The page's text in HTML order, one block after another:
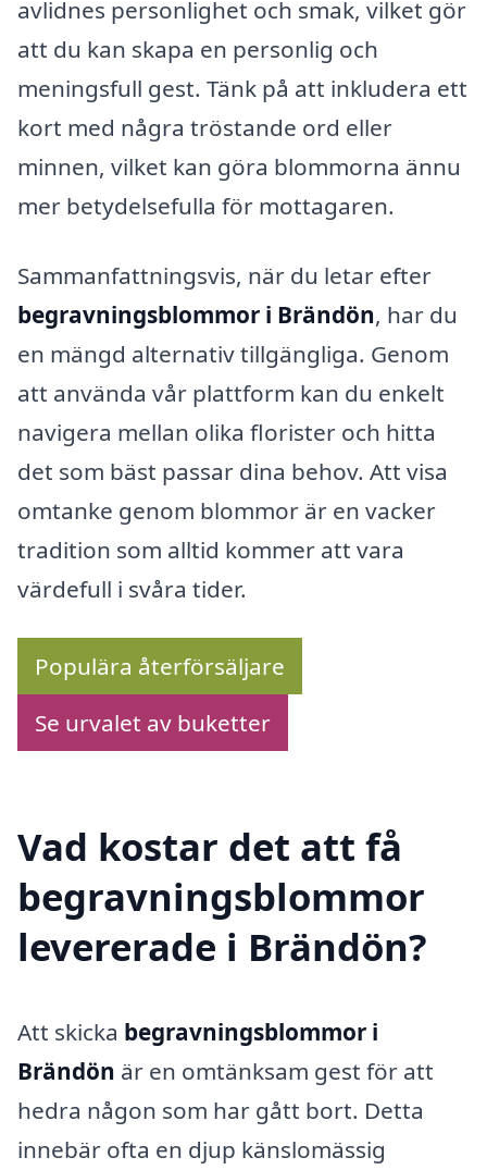
avlidnes personlighet och smak, vilket gör
att du kan skapa en personlig och
meningsfull gest. Tänk på att inkludera ett
kort med några tröstande ord eller
minnen, vilket kan göra blommorna ännu
mer betydelsefulla för mottagaren.
Sammanfattningsvis, när du letar efter
begravningsblommor i Brändön, har du
en mängd alternativ tillgängliga. Genom
att använda vår plattform kan du enkelt
navigera mellan olika florister och hitta
det som bäst passar dina behov. Att visa
omtanke genom blommor är en vacker
tradition som alltid kommer att vara
värdefull i svåra tider.
Populära återförsäljare
Se urvalet av buketter
Vad kostar det att få
begravningsblommor
levererade i Brändön?
Att skicka begravningsblommor i
Brändön är en omtänksam gest för att
hedra någon som har gått bort. Detta
innebär ofta en djup känslomässig